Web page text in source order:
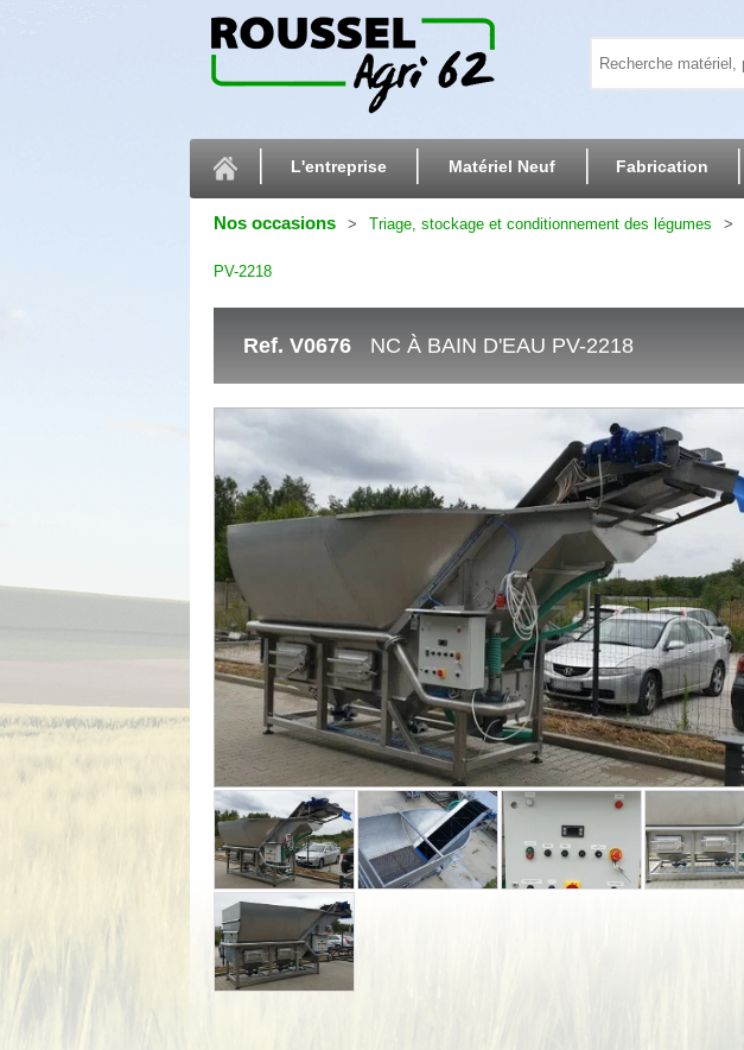
L'entreprise Matériel Neuf Fabrication
Nos occasions Triage, stockage et conditionnement des légumes
PV-2218
NC À BAIN D'EAU PV-2218
Ref. V0676